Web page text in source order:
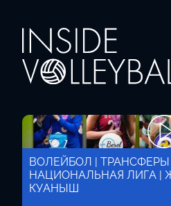
ВОЛЕЙБОЛ | ТРАНСФЕРЫ
НАЦИОНАЛЬНАЯ ЛИГА |
КУАНЫШ